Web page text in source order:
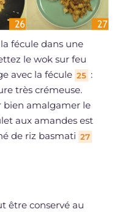
fécule dans une
le wok sur feu
avec la fécule 25 :
très crémeuse.
bien amalgamer le
aux amandes est
de riz basmati 27
être conservé au